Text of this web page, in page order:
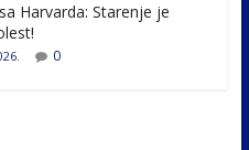
Harvarda: Starenje je
0